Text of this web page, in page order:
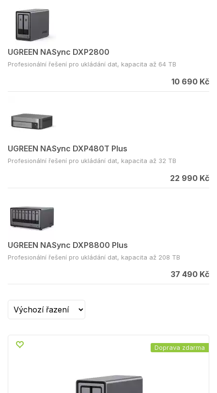
UGREEN NASync DXP2800
Profesionální řešení pro ukládání dat, kapacita až 64 TB
10 690 Kč
UGREEN NASync DXP480T Plus
Profesionální řešení pro ukládání dat, kapacita až 32 TB
22 990 Kč
UGREEN NASync DXP8800 Plus
Profesionální řešení pro ukládání dat, kapacita až 208 TB
37 490 Kč
Doprava zdarma